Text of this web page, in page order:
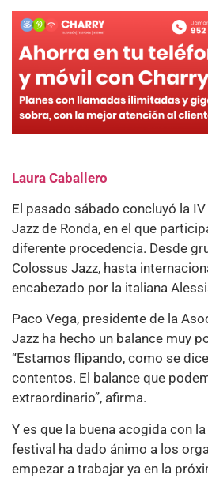
Laura Caballero
El pasado sábado concluyó la
Jazz de Ronda, en el que
diferente procedencia. Desde
Colossus Jazz, hasta
encabezado por la italiana
Paco Vega, presidente de la
Jazz ha hecho un balance muy
“Estamos flipando, como se
contentos. El balance que
extraordinario”, afirma.
Y es que la buena acogida con
festival ha dado ánimo a los
empezar a trabajar ya en la